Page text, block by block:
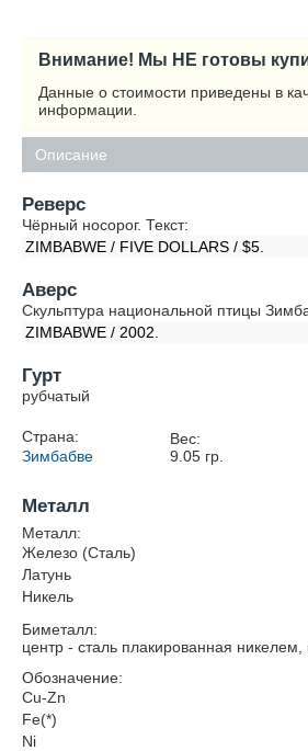
Внимание! Мы НЕ готовы
Данные о стоимости приведены в
информации.
Описание
Реверс
Чёрный носорог. Текст:
ZIMBABWE / FIVE DOLLARS / $5.
Аверс
Скульптура национальной птицы
ZIMBABWE / 2002.
Гурт
рубчатый
Страна:
Зимбабве
Вес:
9.05гр.
Металл
Металл:
Железо (Сталь)
Латунь
Никель
Биметалл:
центр - сталь плакированная никелем,
Обозначение:
Cu-Zn
Fe(*)
Ni